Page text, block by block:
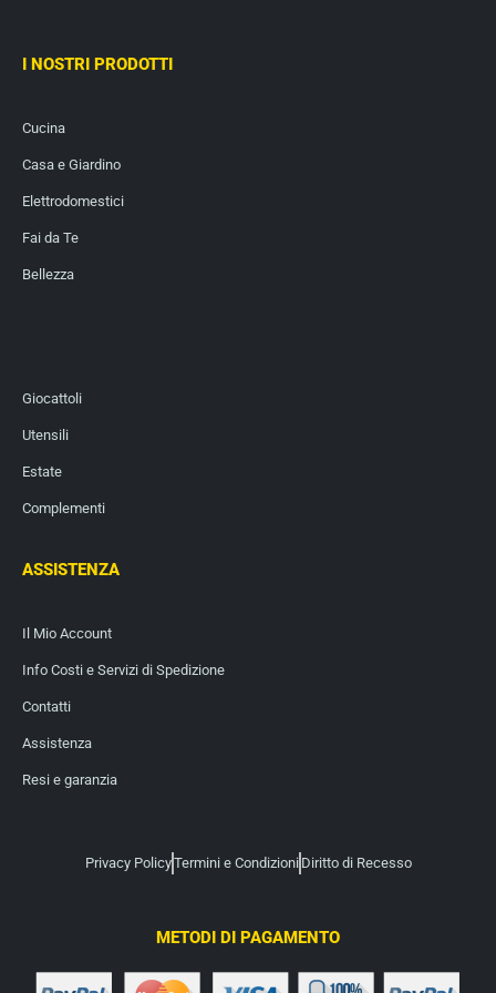
I NOSTRI PRODOTTI
Cucina
Casa e Giardino
Elettrodomestici
Fai da Te
Bellezza
Giocattoli
Utensili
Estate
Complementi
ASSISTENZA
Il Mio Account
Info Costi e Servizi di Spedizione
Contatti
Assistenza
Resi e garanzia
Privacy PolicyTermini e Condizioni Diritto di Recesso
METODI DI PAGAMENTO